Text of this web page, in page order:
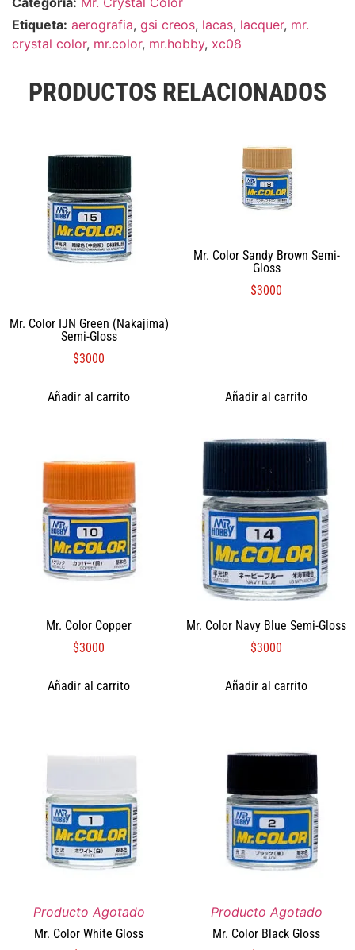
Etiqueta: aerografia, gsi creos, lacas, lacquer, mr.
crystal color, mr.color, mr.hobby, xc08
PRODUCTOS RELACIONADOS
Mr. Color IJN Green (Nakajima)
Semi-Gloss
$3000
Añadir al carrito
Mr. Color Sandy Brown Semi-
Gloss
$3000
Añadir al carrito
Mr. Color Copper
$3000
Añadir al carrito
Mr. Color Navy Blue Semi-Gloss
$3000
Añadir al carrito
Producto Agotado
Mr. Color White Gloss
Producto Agotado
Mr. Color Black Gloss